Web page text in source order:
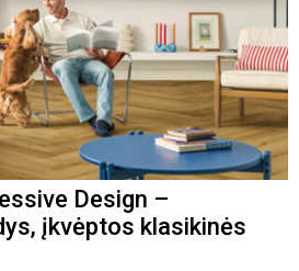
Design –
įkvėptos klasikinės